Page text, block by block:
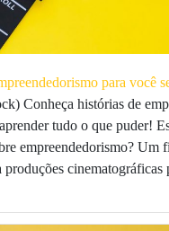
para você
Conheça histórias de
tudo o que puder!
empreendedorismo? Um
produções